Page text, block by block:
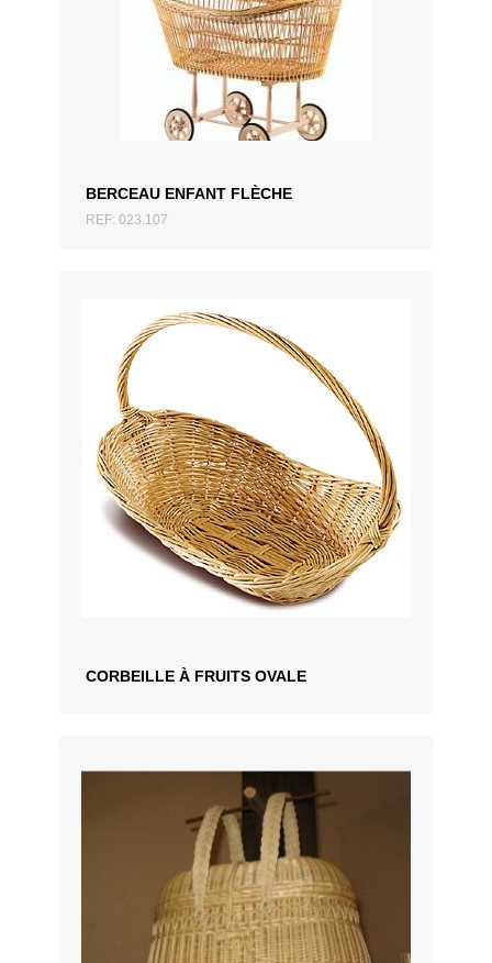
BERCEAU ENFANT FLÈCHE
REF: 023.107
AJOUTER AU DEVIS
CORBEILLE À FRUITS OVALE